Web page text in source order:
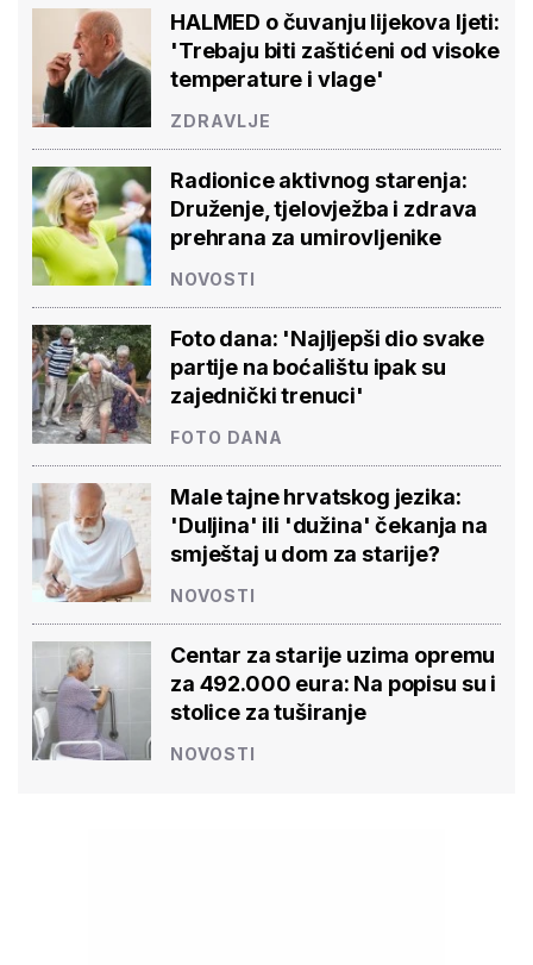
HALMED o čuvanju lijekova ljeti:
'Trebaju biti zaštićeni od visoke
temperature i vlage'
ZDRAVLJE
Radionice aktivnog starenja:
Druženje, tjelovježba i zdrava
prehrana za umirovljenike
NOVOSTI
Foto dana: 'Najljepši dio svake
partije na boćalištu ipak su
zajednički trenuci'
FOTO DANA
Male tajne hrvatskog jezika:
'Duljina' ili 'dužina' čekanja na
smještaj u dom za starije?
NOVOSTI
Centar za starije uzima opremu
za 492.000 eura: Na popisu su i
stolice za tuširanje
NOVOSTI